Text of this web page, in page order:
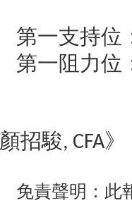
第一支持位
第一阻力位
顏招駿, CFA》
免責聲明：此